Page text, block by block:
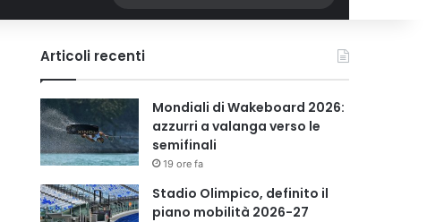
per
Articoli recenti
Mondiali di Wakeboard 2026:
azzurri a valanga verso le
semifinali
19 ore fa
Stadio Olimpico, definito il
piano mobilità 2026-27